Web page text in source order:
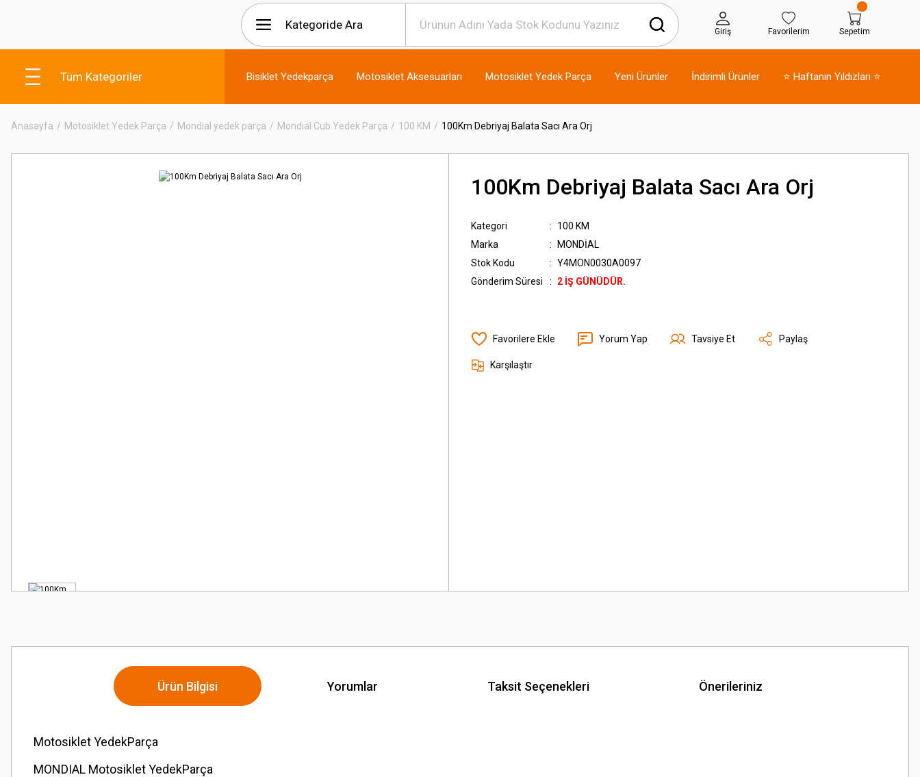
Giriş Favorilerim Sepetim
Tüm Kategoriler Bisiklet Yedekparça Motosiklet Aksesuarları Motosiklet Yedek Parça Yeni Ürünler İndirimli Ürünler ⭐ Haftanın Yıldızları ⭐
Anasayfa Motosiklet Yedek Parça Mondial yedek parça Mondial Cub Yedek Parça 100 KM 100Km Debriyaj Balata Sacı Ara Orj
100Km Debriyaj Balata Sacı Ara Orj
Kategori
100 KM
Marka
MONDİAL
Stok Kodu
Y4MON0030A0097
Gönderim Süresi
2 İŞ GÜNÜDÜR.
Yorum Yap Tavsiye Et Paylaş
Karşılaştır
Ürün Bilgisi Yorumlar Taksit Seçenekleri Önerileriniz
Motosiklet YedekParça
MONDIAL Motosiklet YedekParça